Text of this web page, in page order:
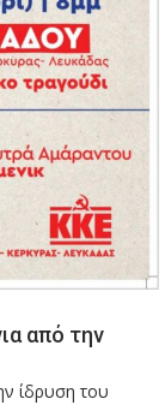
από την
ίδρυση του